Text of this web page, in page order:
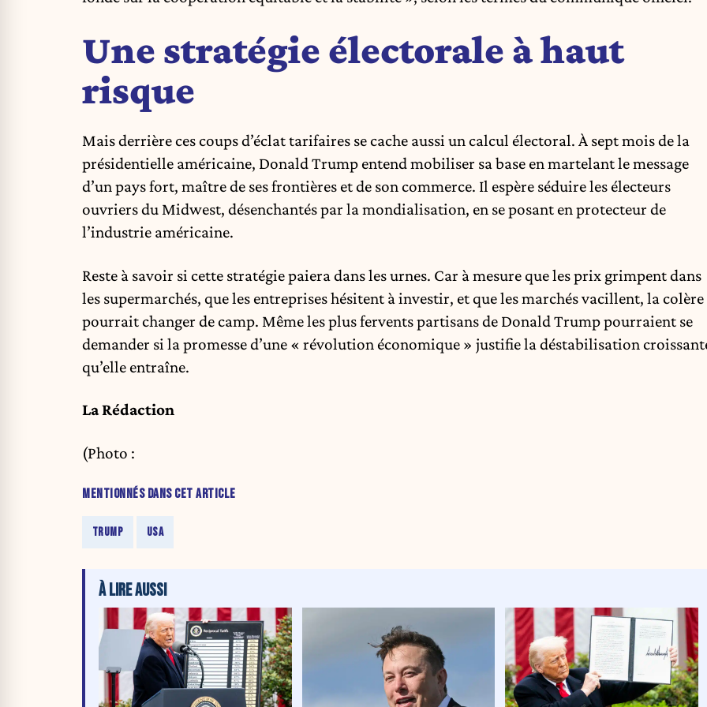
Une stratégie électorale à haut
risque
Mais derrière ces coups d’éclat tarifaires se cache aussi un calcul électoral. À sept mois de la
présidentielle américaine, Donald Trump entend mobiliser sa base en martelant le message
d’un pays fort, maître de ses frontières et de son commerce. Il espère séduire les électeurs
ouvriers du Midwest, désenchantés par la mondialisation, en se posant en protecteur de
l’industrie américaine.
Reste à savoir si cette stratégie paiera dans les urnes. Car à mesure que les prix grimpent dans
les supermarchés, que les entreprises hésitent à investir, et que les marchés vacillent, la colère
pourrait changer de camp. Même les plus fervents partisans de Donald Trump pourraient se
demander si la promesse d’une « révolution économique » justifie la déstabilisation
qu’elle entraîne.
La Rédaction
(Photo :
MENTIONNÉS DANS CET ARTICLE
TRUMP USA
À LIRE AUSSI